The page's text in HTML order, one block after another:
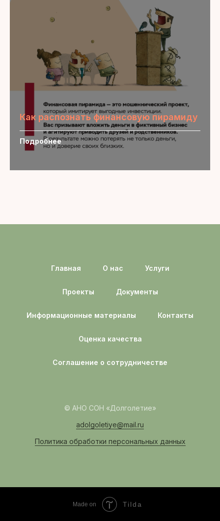
Как распознать финансовую пирамиду
Подробнее
Главная О нас Услуги
Проекты Документы
Информационные материалы Контакты
Оценка качества
Соглашение о сотрудничестве
© АНО СОН «Долголетие»
adolgoletiye@mail.ru
Политика обработки персональных данных
Made on Tilda